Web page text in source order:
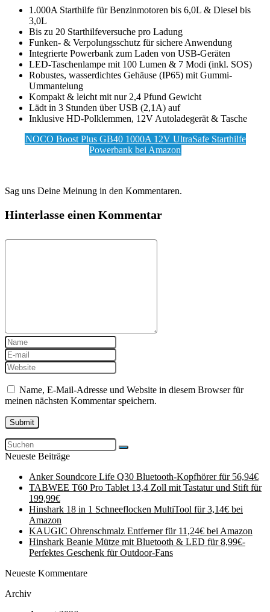
1.000A Starthilfe für Benzinmotoren bis 6,0L & Diesel bis
3,0L
Bis zu 20 Starthilfeversuche pro Ladung
Funken- & Verpolungsschutz für sichere Anwendung
Integrierte Powerbank zum Laden von USB-Geräten
LED-Taschenlampe mit 100 Lumen & 7 Modi (inkl. SOS)
Robustes, wasserdichtes Gehäuse (IP65) mit Gummi-
Ummantelung
Kompakt & leicht mit nur 2,4 Pfund Gewicht
Lädt in 3 Stunden über USB (2,1A) auf
Inklusive HD-Polklemmen, 12V Autoladegerät & Tasche
NOCO Boost Plus GB40 1000A 12V UltraSafe Starthilfe
Powerbank bei Amazon
Sag uns Deine Meinung in den Kommentaren.
Hinterlasse einen Kommentar
Name, E-Mail-Adresse und Website in diesem Browser für
meinen nächsten Kommentar speichern.
Neueste Beiträge
Anker Soundcore Life Q30 Bluetooth-Kopfhörer für 56,94€
TABWEE T60 Pro Tablet 13,4 Zoll mit Tastatur und Stift für
199,99€
Hinshark 18 in 1 Schneeflocken MultiTool für 3,14€ bei
Amazon
KAUGIC Ohrenschmalz Entferner für 11,24€ bei Amazon
Hinshark Beanie Mütze mit Bluetooth & LED für 8,99€-
Perfektes Geschenk für Outdoor-Fans
Neueste Kommentare
Archiv